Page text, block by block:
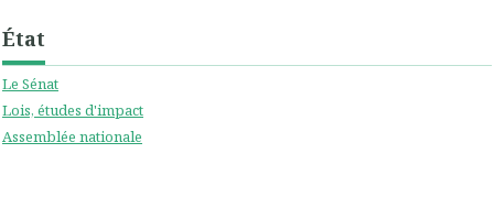
État
Le Sénat
Lois, études d'impact
Assemblée nationale